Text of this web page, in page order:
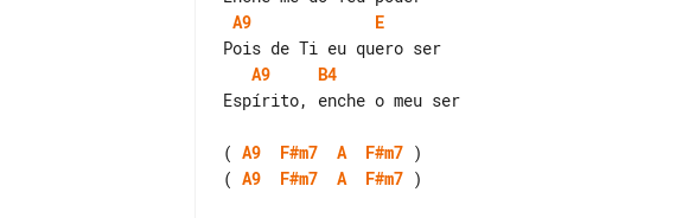
A9
E
A9
B4
Espírito, enche o meu ser
( A9 F#m7 A F#m7
( A9 F#m7 A F#m7 )